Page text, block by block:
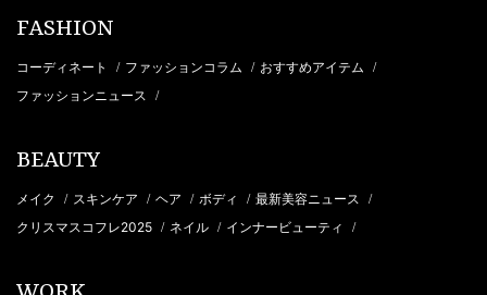
FASHION
コーディネート / ファッションコラム / おすすめアイテム /
ファッションニュース /
BEAUTY
メイク / スキンケア / ヘア / ボディ / 最新美容ニュース /
クリスマスコフレ2025 / ネイル / インナービューティ /